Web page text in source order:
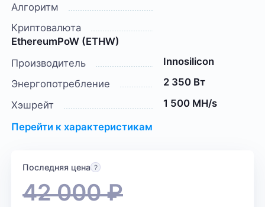
Алгоритм
Криптовалюта
EthereumPoW (ETHW)
Производитель
Innosilicon
Энергопотребление
2 350 Вт
Хэшрейт
1 500 MH/s
Перейти к характеристикам
Последняя цена
42 000₽